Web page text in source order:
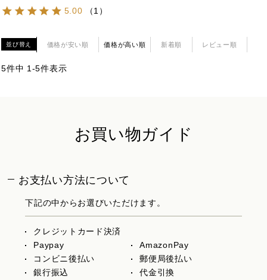
5.00 （1 ）
並び替え 価格が安い順 価格が高い順 新着順 レビュー順
5件中 1 -5件表示
お買い物ガイド
お支払い方法について
下記の中からお選びいただけます。
クレジットカード決済
Paypay
AmazonPay
コンビニ後払い
郵便局後払い
銀行振込
代金引換